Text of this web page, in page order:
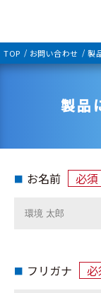
TOP お問い合わせ 製品
製品
お名前 必須
フリガナ 必